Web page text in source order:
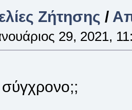
Ζήτησης /
29, 2021,